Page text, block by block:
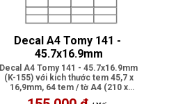
Decal A4 Tomy 141 -
45.7x16.9mm
Decal A4 Tomy 141 - 45.7x16.9mm
(K-155) với kích thước tem 45,7 x
16,9mm, 64 tem / tờ A4 (210 x
297m..